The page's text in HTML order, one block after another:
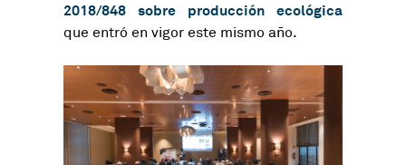
2018/848 sobre producción ecológica
que entró en vigor este mismo año.